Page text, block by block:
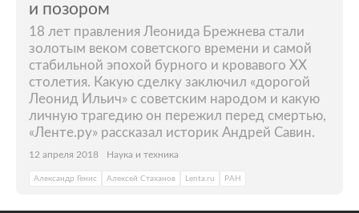
и позором
18 лет правления Леонида Брежнева стали
золотым веком советского времени и самой
стабильной эпохой бурного и кровавого ХХ
столетия. Какую сделку заключил «дорогой
Леонид Ильич» с советским народом и какую
личную трагедию он пережил перед смертью,
«Ленте.ру» рассказал историк Андрей Савин.
12 апреля 2018 Наука и техника
Александр Генис Алексей Стаханов Lenta.ru РАН